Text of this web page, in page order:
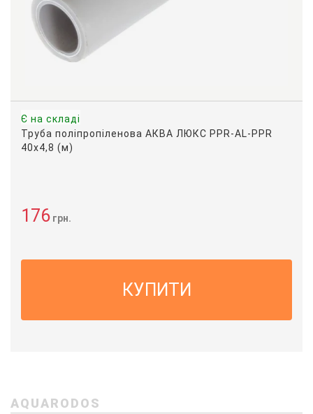
Є на складі
Труба поліпропіленова АКВА ЛЮКС PPR-AL-PPR
40х4,8 (м)
176 грн.
КУПИТИ
AQUARODOS